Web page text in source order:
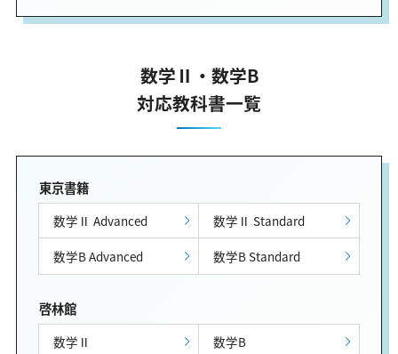
数学Ⅱ・数学B
対応教科書一覧
東京書籍
数学Ⅱ Advanced
数学Ⅱ Standard
数学B Advanced
数学B Standard
啓林館
数学Ⅱ 数学B